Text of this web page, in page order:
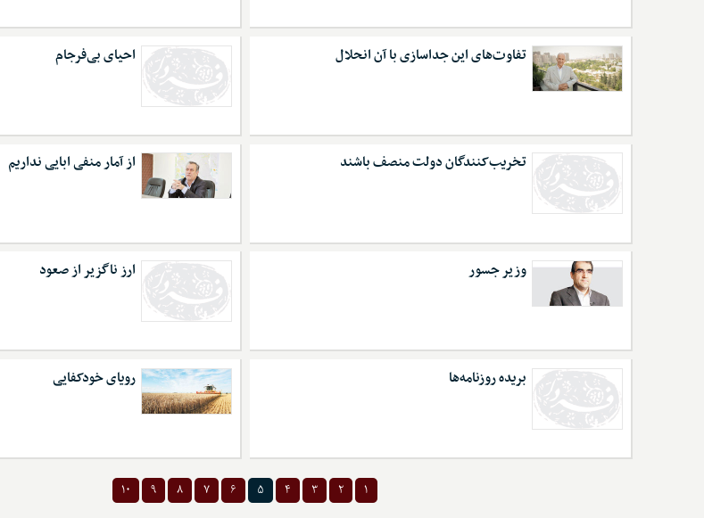
تفاوت‌های این جداسازی با آن انحلال احیای بی‌فرجام
تخریب‌کنندگان دولت منصف باشند از آمار منفی ابایی نداریم
وزیر جسور ارز ناگزیر از صعود
بریده روزنامه‌ها رویای خودکفایی
۱ ۲ ۳ ۴ ۵ ۶ ۷ ۸ ۹ ۱۰